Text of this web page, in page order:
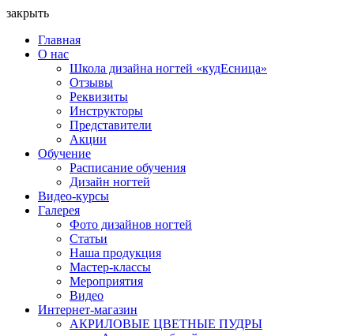
закрыть
Главная
О нас
Школа дизайна ногтей «кудЕсница»
Отзывы
Реквизиты
Инструкторы
Представители
Акции
Обучение
Расписание обучения
Дизайн ногтей
Видео-курсы
Галерея
Фото дизайнов ногтей
Статьи
Наша продукция
Мастер-классы
Мероприятия
Видео
Интернет-магазин
АКРИЛОВЫЕ ЦВЕТНЫЕ ПУДРЫ